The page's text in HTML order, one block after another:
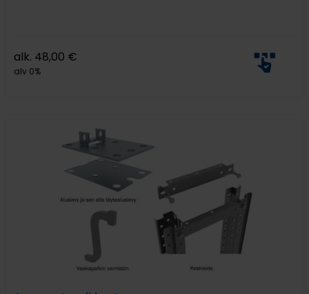
alk. 48,00 €
alv 0%